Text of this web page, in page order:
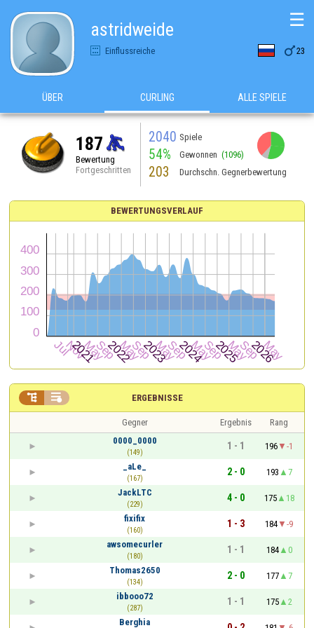
astridweide
Einflussreiche 23
☰
ÜBER CURLING ALLE SPIELE
187
Bewertung
Fortgeschritten
2040 Spiele
54% Gewonnen (1096)
203 Durchschn. Gegnerbewertung
BEWERTUNGSVERLAUF
ERGEBNISSE
 
Gegner Ergebnis
Rang
0000_0000
(149)
1 - 1 196
-1
_aLe_
(167)
2 - 0 193
7
JackLTC
(229)
4 - 0 175
18
fixifix
(160)
1 - 3 184
-9
awsomecurler
(180)
1 - 1 184
0
Thomas2650
(134)
2 - 0 177
7
ibbooo72
(287)
1 - 1 175
2
Berghia